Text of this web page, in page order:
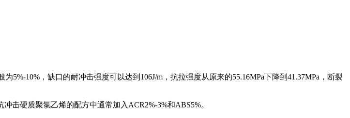
10%，缺口的耐冲击强度可以达到106J/m，抗拉强度从原来的55.16MPa下降到41.37MPa，断裂
击硬质聚氯乙烯的配方中通常加入ACR2%-3%和ABS5%。